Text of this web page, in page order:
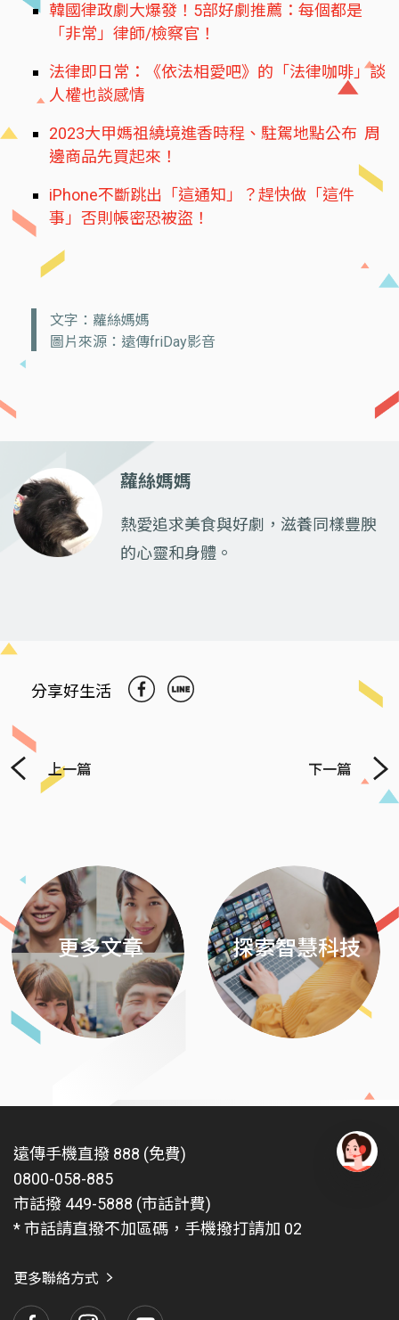
韓國律政劇大爆發！5部好劇推薦：每個都是
「非常」律師/檢察官！
法律即日常：《依法相愛吧》的「法律咖啡」談
人權也談感情
2023大甲媽祖繞境進香時程、駐駕地點公布 周
邊商品先買起來！
iPhone不斷跳出「這通知」？趕快做「這件
事」否則帳密恐被盜！
文字：蘿絲媽媽
圖片來源：遠傳friDay影音
蘿絲媽媽
熱愛追求美食與好劇，滋養同樣豐腴
的心靈和身體。
分享好生活
上一篇 下一篇
更多文章 探索智慧科技
遠傳手機直撥 888 (免費)
0800-058-885
市話撥 449-5888 (市話計費)
* 市話請直撥不加區碼，手機撥打請加 02
更多聯絡方式